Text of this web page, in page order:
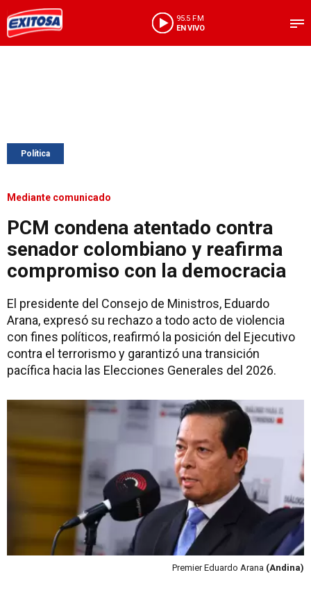
95.5 FM
EN VIVO
Política
Mediante comunicado
PCM condena atentado contra
senador colombiano y reafirma
compromiso con la democracia
El presidente del Consejo de Ministros, Eduardo
Arana, expresó su rechazo a todo acto de violencia
con fines políticos, reafirmó la posición del Ejecutivo
contra el terrorismo y garantizó una transición
pacífica hacia las Elecciones Generales del 2026.
Premier Eduardo Arana (Andina)